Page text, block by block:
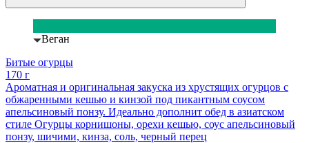
Веган
Битые огурцы
170 г
Ароматная и оригинальная закуска из хрустящих огурцов с
обжаренными кешью и кинзой под пикантным соусом
апельсиновый понзу. Идеально дополнит обед в азиатском
стиле Огурцы корнишоны, орехи кешью, соус апельсиновый
понзу, шичими, кинза, соль, черный перец